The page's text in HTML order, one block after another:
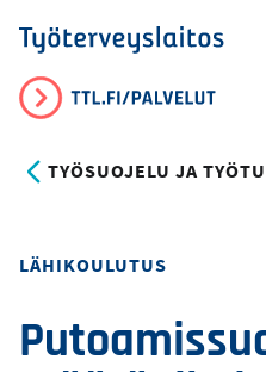
Hyppää
pääsisältöön
Työterveyslaitos
TYÖSUOJELU JA
Toteutustapa
LÄHIKOULUTUS